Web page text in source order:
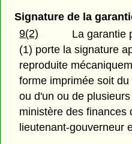
Signature de la
9(2)
La garantie
(1) porte la signature
reproduite
forme imprimée soit
ou d'un ou de
ministère des finances
lieutenant-gouverneur